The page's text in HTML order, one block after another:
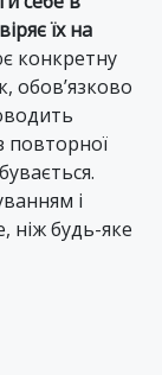
їх на
конкретну
обов’язково
повторної
і
ніж будь-яке